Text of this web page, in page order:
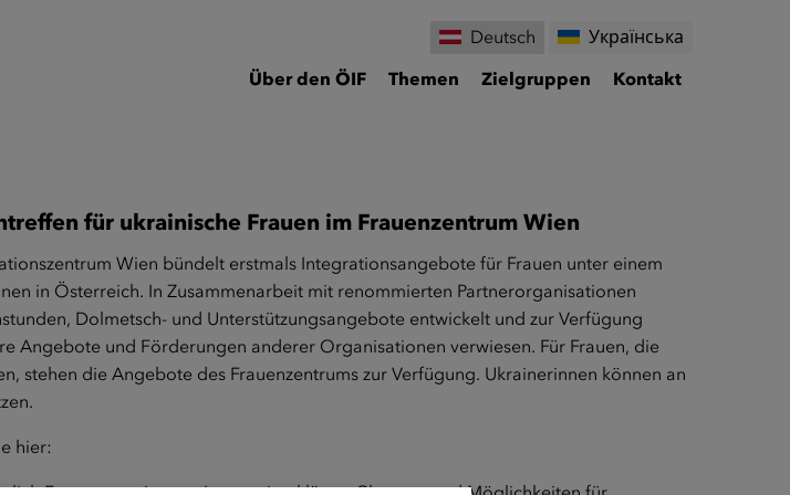
Deutsch Українська
Über den ÖIF Themen Zielgruppen Kontakt
für ukrainische Frauen im Frauenzentrum Wien
Wien bündelt erstmals Integrationsangebote für Frauen unter einem
in Österreich. In Zusammenarbeit mit renommierten Partnerorganisationen
Dolmetsch- und Unterstützungsangebote entwickelt und zur Verfügung
Angebote und Förderungen anderer Organisationen verwiesen. Für Frauen, die
stehen die Angebote des Frauenzentrums zur Verfügung. Ukrainerinnen können an
hier: